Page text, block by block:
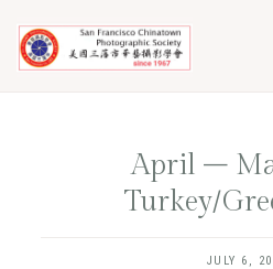
April –
Turkey/
JULY 6,